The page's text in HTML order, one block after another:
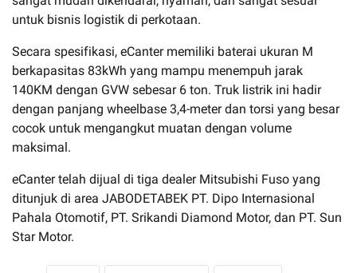
untuk bisnis logistik di perkotaan.
Secara spesifikasi, eCanter memiliki baterai ukuran M
berkapasitas 83kWh yang mampu menempuh jarak
140KM dengan GVW sebesar 6 ton. Truk listrik ini hadir
dengan panjang wheelbase 3,4-meter dan torsi yang besar
cocok untuk mengangkut muatan dengan volume
maksimal.
eCanter telah dijual di tiga dealer Mitsubishi Fuso yang
ditunjuk di area JABODETABEK PT. Dipo Internasional
Pahala Otomotif, PT. Srikandi Diamond Motor, dan PT. Sun
Star Motor.